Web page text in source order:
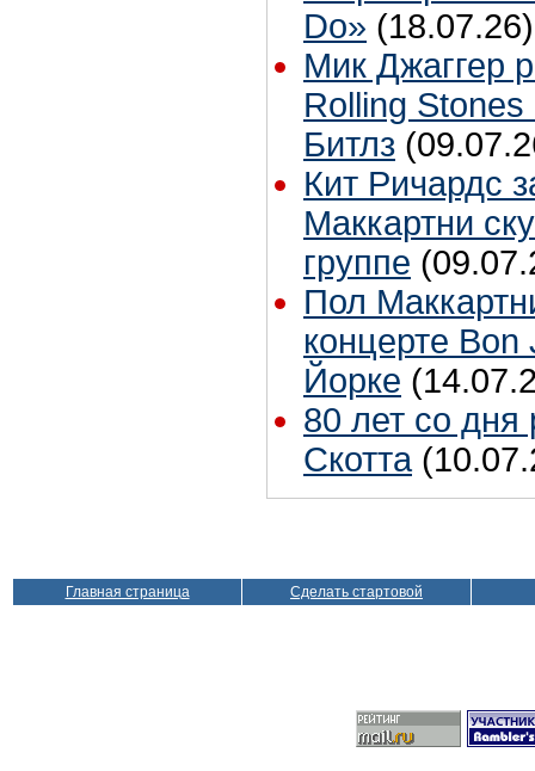
Do» (18.07.26)
Мик Джаггер
Rolling Stones
Битлз
Кит Ричардс
Маккартни
группе
Пол
концерте
Йорке
80 лет со
Скотта
Главная страница Сделать стартовой